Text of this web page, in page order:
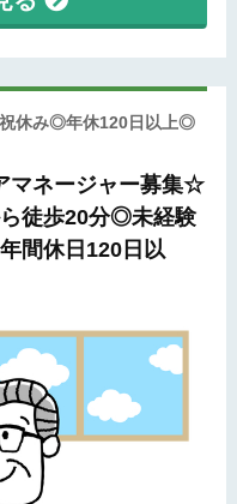
祝休み◎年休120日以上◎
マネージャー募集☆
徒歩20分◎未経験
間休日120日以